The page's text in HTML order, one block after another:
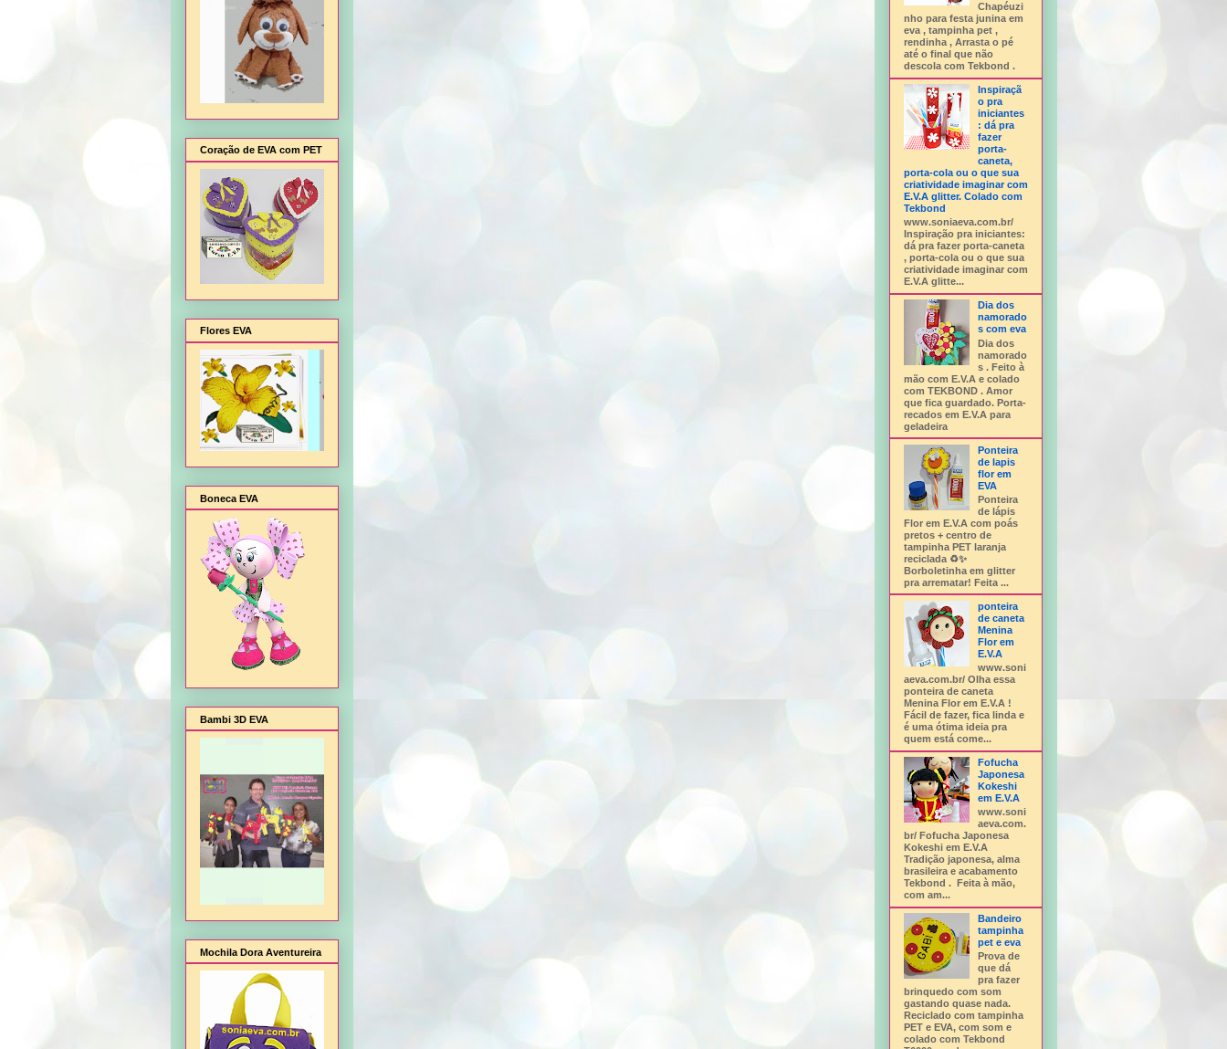
Coração de EVA com PET
Flores EVA
Boneca EVA
Bambi 3D EVA
Mochila Dora Aventureira
Chapéuzi
nho para festa junina em
eva , tampinha pet ,
rendinha , Arrasta o pé
até o final que não
descola com Tekbond .
Inspiraçã
o pra
iniciantes
: dá pra
fazer
porta-
caneta,
porta-cola ou o que sua
criatividade imaginar com
E.V.A glitter. Colado com
Tekbond
www.soniaeva.com.br/
Inspiração pra iniciantes:
dá pra fazer porta-caneta
, porta-cola ou o que sua
criatividade imaginar com
E.V.A glitte...
Dia dos
namorado
s com eva
Dia dos
namorado
s . Feito à
mão com E.V.A e colado
com TEKBOND . Amor
que fica guardado. Porta-
recados em E.V.A para
geladeira
Ponteira
de lapis
flor em
EVA
Ponteira
de lápis
Flor em E.V.A com poás
pretos + centro de
tampinha PET laranja
reciclada ♻️✨
Borboletinha em glitter
pra arrematar! Feita ...
ponteira
de caneta
Menina
Flor em
E.V.A
www.soni
aeva.com.br/ Olha essa
ponteira de caneta
Menina Flor em E.V.A !
Fácil de fazer, fica linda e
é uma ótima ideia pra
quem está come...
Fofucha
Japonesa
Kokeshi
em E.V.A
www.soni
aeva.com.
br/ Fofucha Japonesa
Kokeshi em E.V.A
Tradição japonesa, alma
brasileira e acabamento
Tekbond . Feita à mão,
com am...
Bandeiro
tampinha
pet e eva
Prova de
que dá
pra fazer
brinquedo com som
gastando quase nada.
Reciclado com tampinha
PET e EVA, com som e
colado com Tekbond